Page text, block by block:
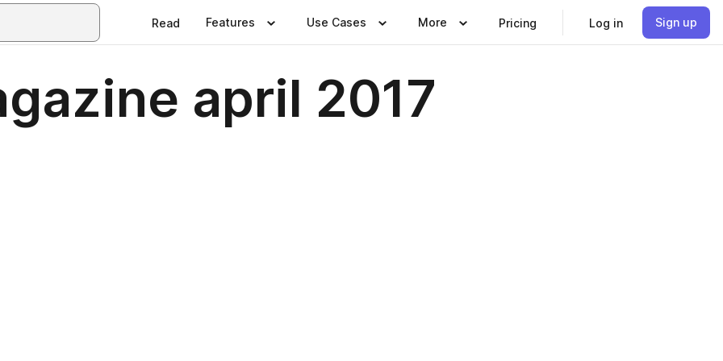
Read Features Use Cases More Pricing Log in Sign up
april 2017